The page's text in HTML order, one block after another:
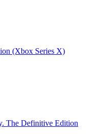
(Xbox Series X)
The Definitive Edition